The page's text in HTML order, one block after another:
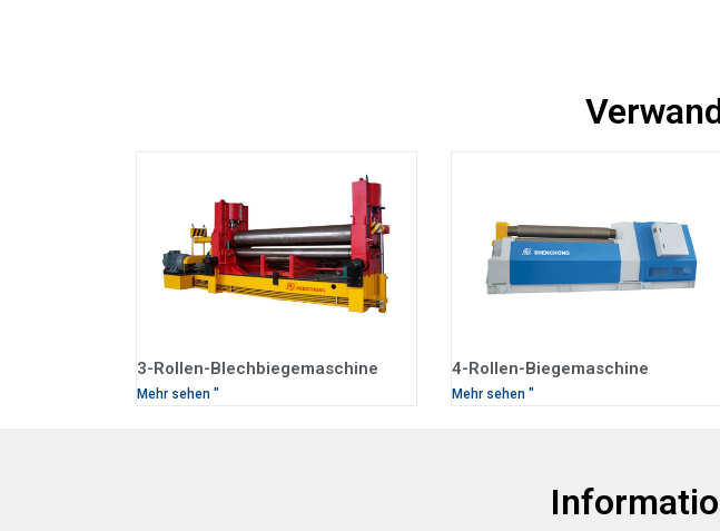
3-Rollen-Blechbiegemaschine
Mehr sehen "
4-Rollen-Biegemaschine
Mehr sehen "